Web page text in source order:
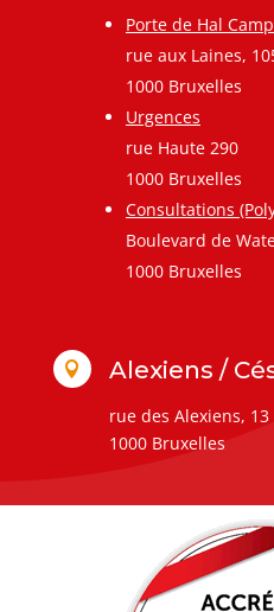
Porte de Hal
rue aux Laines,
1000 Bruxelles
Urgences
rue Haute 290
1000 Bruxelles
Consultations
Boulevard de
1000 Bruxelles
 Alexiens /
rue des Alexiens, 13
1000 Bruxelles